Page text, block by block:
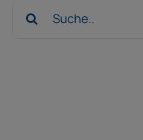
nach: